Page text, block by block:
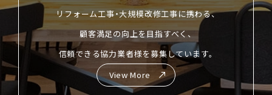
リフォーム工事・大規模改修工事に携わる、
顧客満足の向上を目指すべく、
信頼できる協力業者様を募集しています。
View More